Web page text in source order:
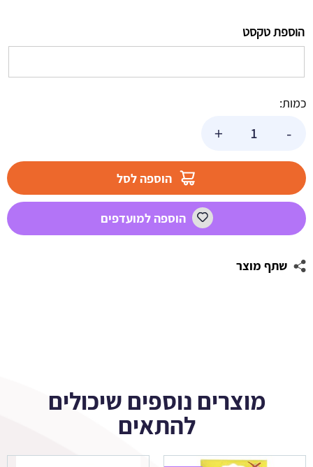
הוספת טקסט
כמות:
-
-
1
+
הוספה לסל
הוספה למועדפים
שתף מוצר
מוצרים נוספים שיכולים
להתאים